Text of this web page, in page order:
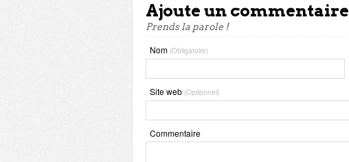
Ajoute un commentaire
Prends la parole !
Nom (Obligatoire)
Site web (Optionnel)
Commentaire